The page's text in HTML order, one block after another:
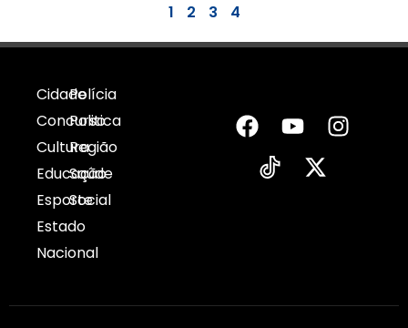
1 2 3 4
Cidade
Concurso
Cultura
Educação
Esporte
Estado
Nacional
Polícia
Politica
Região
Saúde
Social